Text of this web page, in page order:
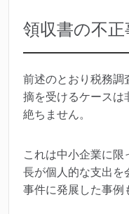
領収書の不正
前述のとおり税務調
摘を受けるケースは
絶ちません。
これは中小企業に限
長が個人的な支出を
事件に発展した事例